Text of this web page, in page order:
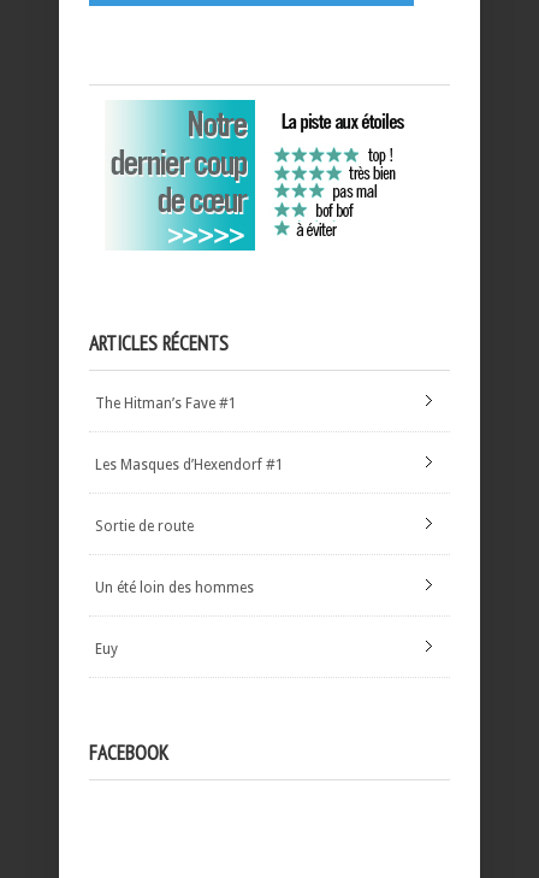
ARTICLES RÉCENTS
The Hitman’s Fave #1
Les Masques d’Hexendorf #1
Sortie de route
Un été loin des hommes
Euy
FACEBOOK